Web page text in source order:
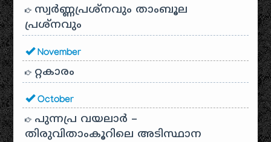
സ്വര്‍ണ്ണപ്രശ്‌നവും താംബൂല
പ്രശ്‌നവും
November
റ്റകാരം
October
പുന്നപ്ര വയലാർ –
തിരുവിതാംകൂറിലെ അടിസ്ഥാന